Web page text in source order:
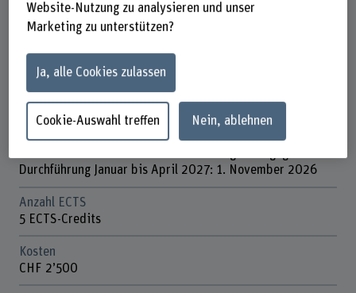
Dauer
7.5 Studientage
Unterrichtstage
Diverse Unterrichtstage
Anmeldefrist
Durchführung September bis Dezember 2026: 28. Juni
Durchführung Januar bis April 2027: 1. November 2026
Anzahl ECTS
5 ECTS-Credits
Kosten
CHF 2’500
Website-Nutzung zu analysieren und unser
Marketing zu unterstützen?
Ja, alle Cookies zulassen
Cookie-Auswahl treffen Nein, ablehnen